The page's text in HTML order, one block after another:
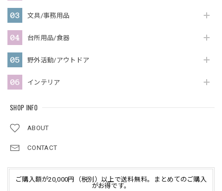
文具/事務用品
台所用品/食器
野外活動/アウトドア
インテリア
SHOP INFO
ABOUT
CONTACT
ご購入額が20,000円（税別）以上で送料無料。まとめてのご購入
がお得です。